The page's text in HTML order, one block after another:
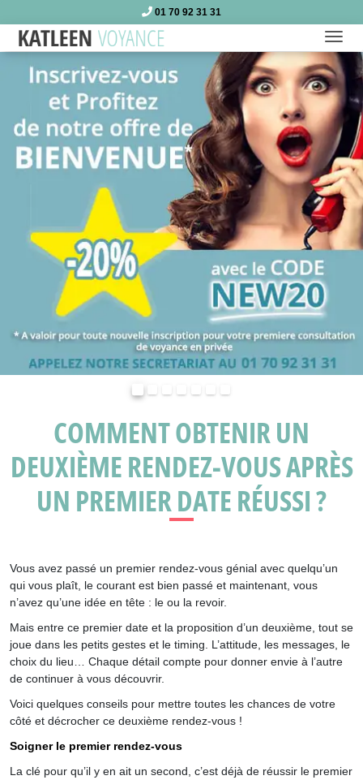
01 70 92 31 31
COMMENT OBTENIR UN
DEUXIÈME RENDEZ-VOUS APRÈS
UN PREMIER DATE RÉUSSI ?
Vous avez passé un premier rendez-vous génial avec quelqu’un
qui vous plaît, le courant est bien passé et maintenant, vous
n’avez qu’une idée en tête : le ou la revoir.
Mais entre ce premier date et la proposition d’un deuxième, tout se
joue dans les petits gestes et le timing. L’attitude, les messages, le
choix du lieu… Chaque détail compte pour donner envie à l’autre
de continuer à vous découvrir.
Voici quelques conseils pour mettre toutes les chances de votre
côté et décrocher ce deuxième rendez-vous !
Soigner le premier rendez-vous
La clé pour qu’il y en ait un second, c’est déjà de réussir le premier